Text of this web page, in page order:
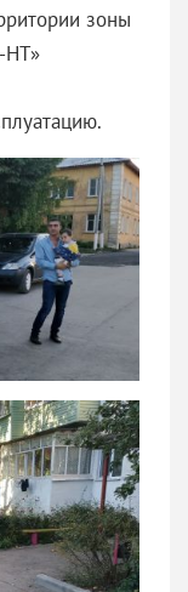
зоны
НТ»